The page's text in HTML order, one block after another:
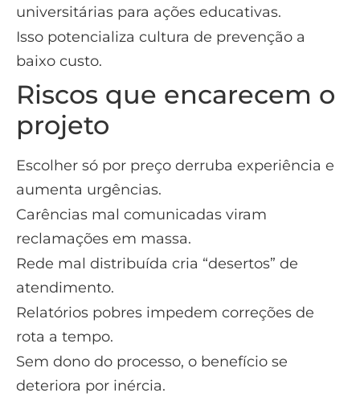
universitárias para ações educativas.
Isso potencializa cultura de prevenção a
baixo custo.
Riscos que encarecem o
projeto
Escolher só por preço derruba experiência e
aumenta urgências.
Carências mal comunicadas viram
reclamações em massa.
Rede mal distribuída cria “desertos” de
atendimento.
Relatórios pobres impedem correções de
rota a tempo.
Sem dono do processo, o benefício se
deteriora por inércia.